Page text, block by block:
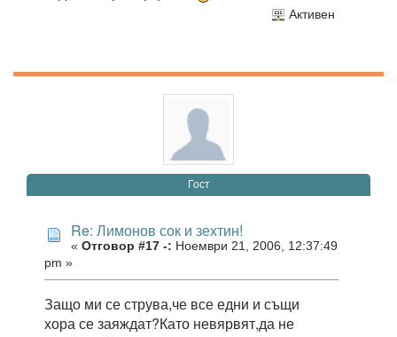
Активен
Гост
Re: Лимонов сок и зехтин!
« Отговор #17 -: Ноември 21, 2006, 12:37:49
pm »
Защо ми се струва,че все едни и същи
хора се заяждат?Като невярвят,да не